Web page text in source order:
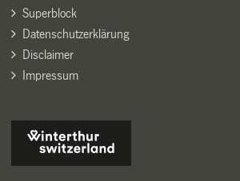
Superblock
Datenschutzerklärung
Disclaimer
Impressum